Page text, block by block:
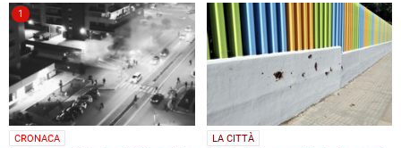
diverse segnalazioni già inviate a
Palazzo di Città
Sopralluogo della Commissione
Lavori Pubblici, maggiori controlli
della Polizia Locale
1
CRONACA LA CITTÀ